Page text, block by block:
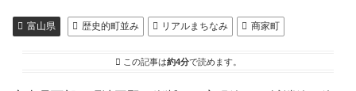
富山県 歴史的町並み リアルまちなみ 商家町
この記事は約4分で読めます。